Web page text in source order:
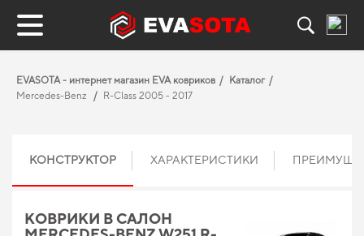
EVASOTA - интернет магазин EVA ковриков
Каталог
Mercedes-Benz
R-Class 2005 - 2017
КОНСТРУКТОР ХАРАКТЕРИСТИКИ
КОВРИКИ В САЛОН